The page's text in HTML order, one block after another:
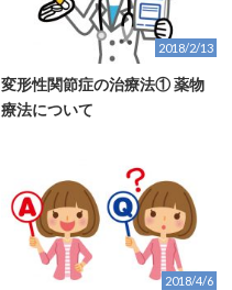
2018/2/13
変形性関節症の治療法① 薬物
療法について
2018/4/6